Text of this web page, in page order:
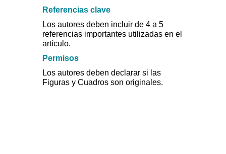
Referencias clave
Los autores deben incluir de 4 a 5
referencias importantes utilizadas en el
artículo.
Permisos
Los autores deben declarar si las
Figuras y Cuadros son originales.